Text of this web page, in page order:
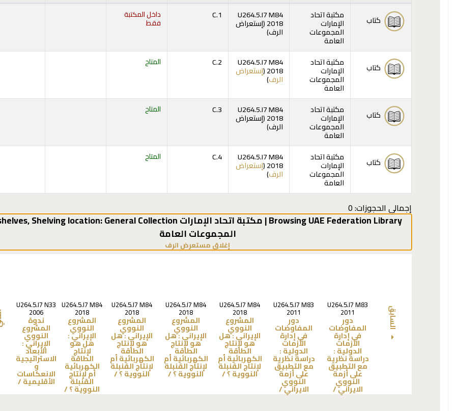
المقتنيات
كتاب مكتبة اتحاد
الإمارات
المجموعات
العامة
U264.5.I7 M84
2018 ( إستعراض
الرف(يفتح أدناه)
)
C.1 داخل المكتبة
فقط
كتاب مكتبة اتحاد
الإمارات
المجموعات
العامة
U264.5.I7 M84
2018 ( إستعراض
الرف(يفتح أدناه)
)
C.2 المتاح
كتاب مكتبة اتحاد
الإمارات
المجموعات
العامة
U264.5.I7 M84
2018 ( إستعراض
الرف(يفتح أدناه)
)
C.3 المتاح
كتاب مكتبة اتحاد
الإمارات
المجموعات
العامة
U264.5.I7 M84
2018 ( إستعراض
الرف(يفتح أدناه)
)
C.4 المتاح
إجمالي الحجوزات: 0
Browsing UAE Federation Library | مكتبة اتحاد الإمارات shelves ,Shelving location:
المجموعات العامة
إغلاق مستعرض الرف
السابق
U264.5.I7 M83
2011
دور
المفاوضات
في إدارة
الأزمات
الدولية :
دراسة نظرية
مع التطبيق
على أزمة
النووي
الايراني /
U264.5.I7 M83
2011
دور
المفاوضات
في إدارة
الأزمات
الدولية :
دراسة نظرية
مع التطبيق
على أزمة
النووي
الايراني /
U264.5.I7 M84
2018
المشروع
النووي
الإيراني :هل
هو لإنتاج
الطاقة
الكهربائية أم
لإنتاج القنبلة
النووية ؟ /
U264.5.I7 M84
2018
المشروع
النووي
الإيراني :هل
هو لإنتاج
الطاقة
الكهربائية أم
لإنتاج القنبلة
النووية ؟ /
U264.5.I7 M84
2018
المشروع
النووي
الإيراني :هل
هو لإنتاج
الطاقة
الكهربائية أم
لإنتاج القنبلة
النووية ؟ /
U264.5.I7 M84
2018
المشروع
النووي
الإيراني :
هل هو
لإنتاج
الطاقة
الكهربائية
أم لإنتاج
القنبلة
النووية ؟ /
U264.5.I7 N33
2006
ندوة
المشروع
النووي
الإيراني :
الأبعاد
الاستراتيجية
و
الانعكاسات
الأقليمية /